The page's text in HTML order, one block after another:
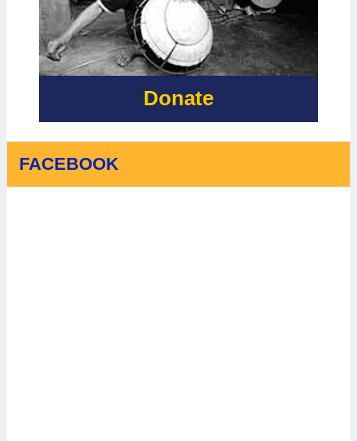
Ý NGHĨA VỚI
SỰ HỖ TRỢ
QUÝ BÁU
CỦA IRISH
AID
ỨNG VỚI
BIẾN ĐỔI KHÍ
HẬU
Donate
FACEBOOK